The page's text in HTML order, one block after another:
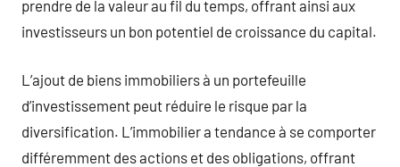
prendre de la valeur au fil du temps, offrant ainsi aux
investisseurs un bon potentiel de croissance du capital.
L’ajout de biens immobiliers à un portefeuille
d’investissement peut réduire le risque par la
diversification. L’immobilier a tendance à se comporter
différemment des actions et des obligations, offrant